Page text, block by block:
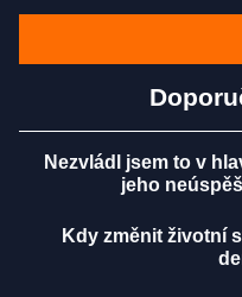
Nezvládl jsem to v
jeho
Kdy změnit životní